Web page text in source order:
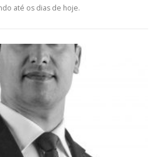
até os dias de hoje.